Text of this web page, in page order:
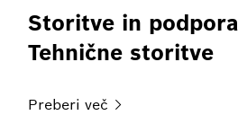
Storitve in podpora
Tehnične storitve
Preberi več